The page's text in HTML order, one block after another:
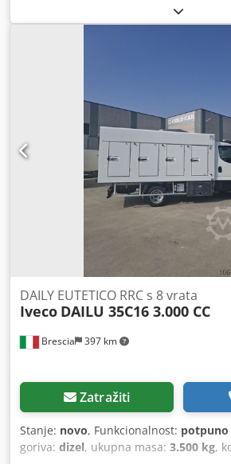
137.000 km
vrsta goriva:dizel, dimenzija gume:
,
ukupna visina:2.350 mm , volumen
, duljina prostora za utovar: 4.300
prostora:
2.180 mm, visina utovarnog
Godina proizvodnje: 2023 , Oprema:
Bluetooth, USB priključak,
stabilnosti (ESP), filtar čestica,
klima uređaj, kontrola proklizavanja,
tlaka u gumama, potpuna servisna
vozilu, servo upravljač, spojler,
Brescia 397 km
DAILY EUTETICO RRC s 8 vrata
Iveco DAILU 35C16 3.000 CC
Zatražiti
Stanje: novo, Funkcionalnost:
goriva: dizel, ukupna masa: 3.500 kg,